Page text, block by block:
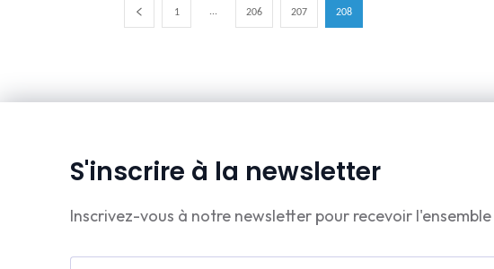
1 ... 206 207 208
S'inscrire à la newsletter
Inscrivez-vous à notre newsletter pour recevoir